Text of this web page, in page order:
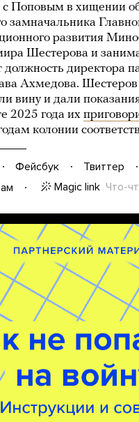
с Поповым в хищении
замначальника
развития
Шестерова и
директора
Ахмедова.
вину и дали
2025 года их
колонии
Фейсбук Твиттер
Magic link Что-